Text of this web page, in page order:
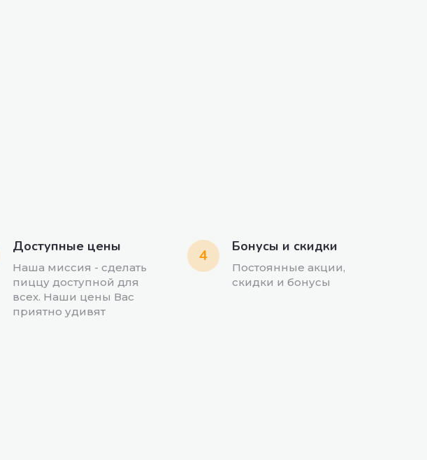
Доступные цены
Наша миссия - сделать
пиццу доступной для
всех. Наши цены Вас
приятно удивят
4 Бонусы и скидки
Постоянные акции,
скидки и бонусы